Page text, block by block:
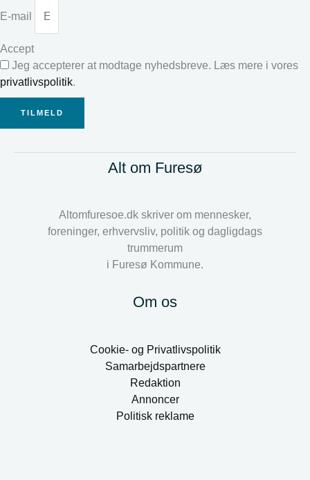
E-mail
Accept
Jeg accepterer at modtage nyhedsbreve. Læs mere i vores
privatlivspolitik.
TILMELD
Alt om Furesø
Altomfuresoe.dk skriver om mennesker,
foreninger, erhvervsliv, politik og dagligdags
trummerum
i Furesø Kommune.
Om os
Cookie- og Privatlivspolitik
Samarbejdspartnere
Redaktion
Annoncer
Politisk reklame